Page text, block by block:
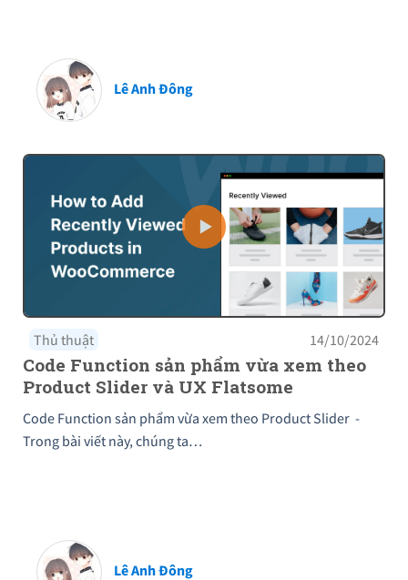
Lê Anh Đông
Thủ thuật 14/10/2024
Code Function sản phẩm vừa xem theo
Product Slider và UX Flatsome
Code Function sản phẩm vừa xem theo Product Slider -
Trong bài viết này, chúng ta…
Lê Anh Đông